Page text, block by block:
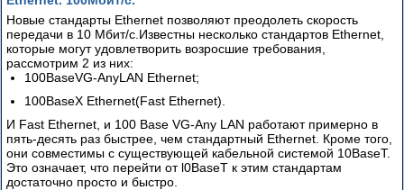
Новые стандарты Ethernet позволяют преодолеть скорость
передачи в 10 Мбит/с.Известны несколько стандартов Ethernet,
которые могут удовлетворить возросшие требования,
рассмотрим 2 из них:
100BaseVG-AnyLAN Ethernet;
100BaseX Ethernet(Fast Ethernet).
И Fast Ethernet, и 100 Base VG-Any LAN работают примерно в
пять-десять раз быстрее, чем стандартный Ethernet. Кроме того,
они совместимы с существующей кабельной системой 10BaseT.
Это означает, что перейти от l0BaseT к этим стандартам
достаточно просто и быстро.